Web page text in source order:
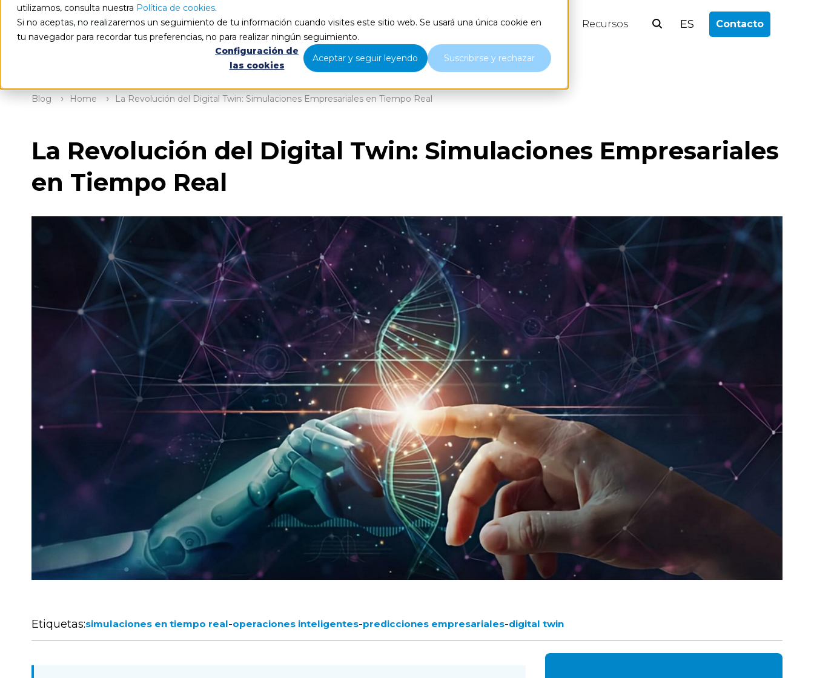
utilizamos, consulta nuestra Política de cookies.
Si no aceptas, no realizaremos un seguimiento de tu información cuando visites este sitio web. Se usará una única cookie en
tu navegador para recordar tus preferencias, no para realizar ningún seguimiento.
Configuración de
las cookies
Aceptar y seguir leyendo Suscribirse y rechazar
Qué hacemos Nosotros Blog Recursos ES Contacto
Blog Home La Revolución del Digital Twin: Simulaciones Empresariales en Tiempo Real
La Revolución del Digital Twin: Simulaciones Empresariales
en Tiempo Real
Etiquetas:simulaciones en tiempo real-operaciones inteligentes-predicciones empresariales-digital twin